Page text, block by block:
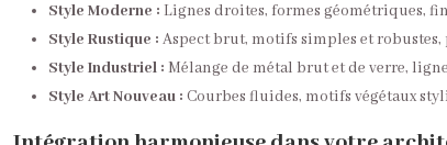
Style Moderne : Lignes droites, formes géométriques,
Style Rustique : Aspect brut, motifs simples et
Style Industriel : Mélange de métal brut et de verre,
Style Art Nouveau : Courbes fluides, motifs végétaux